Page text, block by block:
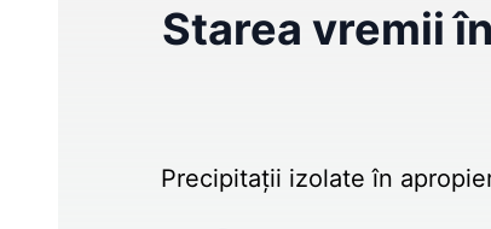
Starea vremii în
Precipitații izolate în